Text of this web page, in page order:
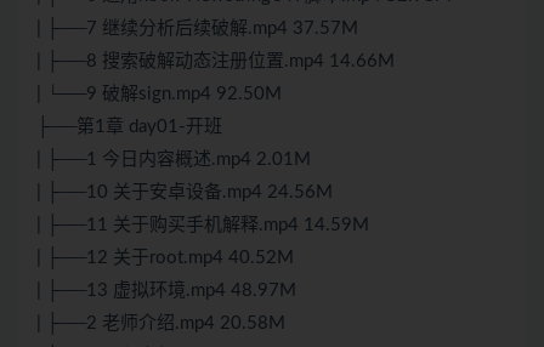
| ├──7 继续分析后续破解.mp4 37.57M
| ├──8 搜索破解动态注册位置.mp4 14.66M
| └──9 破解sign.mp4 92.50M
├──第1章 day01-开班
| ├──1 今日内容概述.mp4 2.01M
| ├──10 关于安卓设备.mp4 24.56M
| ├──11 关于购买手机解释.mp4 14.59M
| ├──12 关于root.mp4 40.52M
| ├──13 虚拟环境.mp4 48.97M
| ├──2 老师介绍.mp4 20.58M